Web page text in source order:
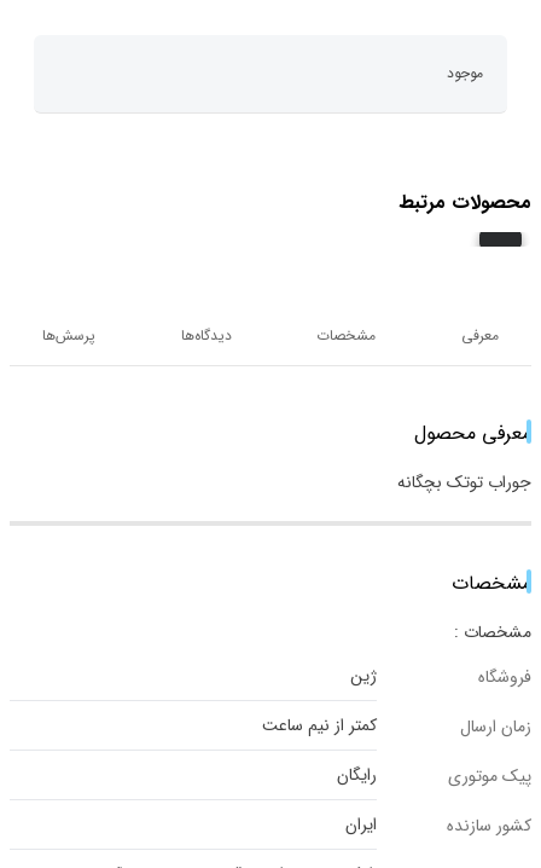
موجود
محصولات مرتبط
معرفی مشخصات دیدگاه‌ها پرسش‌ها
معرفی محصول
جوراب توتک بچگانه
مشخصات
مشخصات :
فروشگاه
ژین
زمان ارسال
کمتر از نیم ساعت
پیک موتوری
رایگان
کشور سازنده
ایران